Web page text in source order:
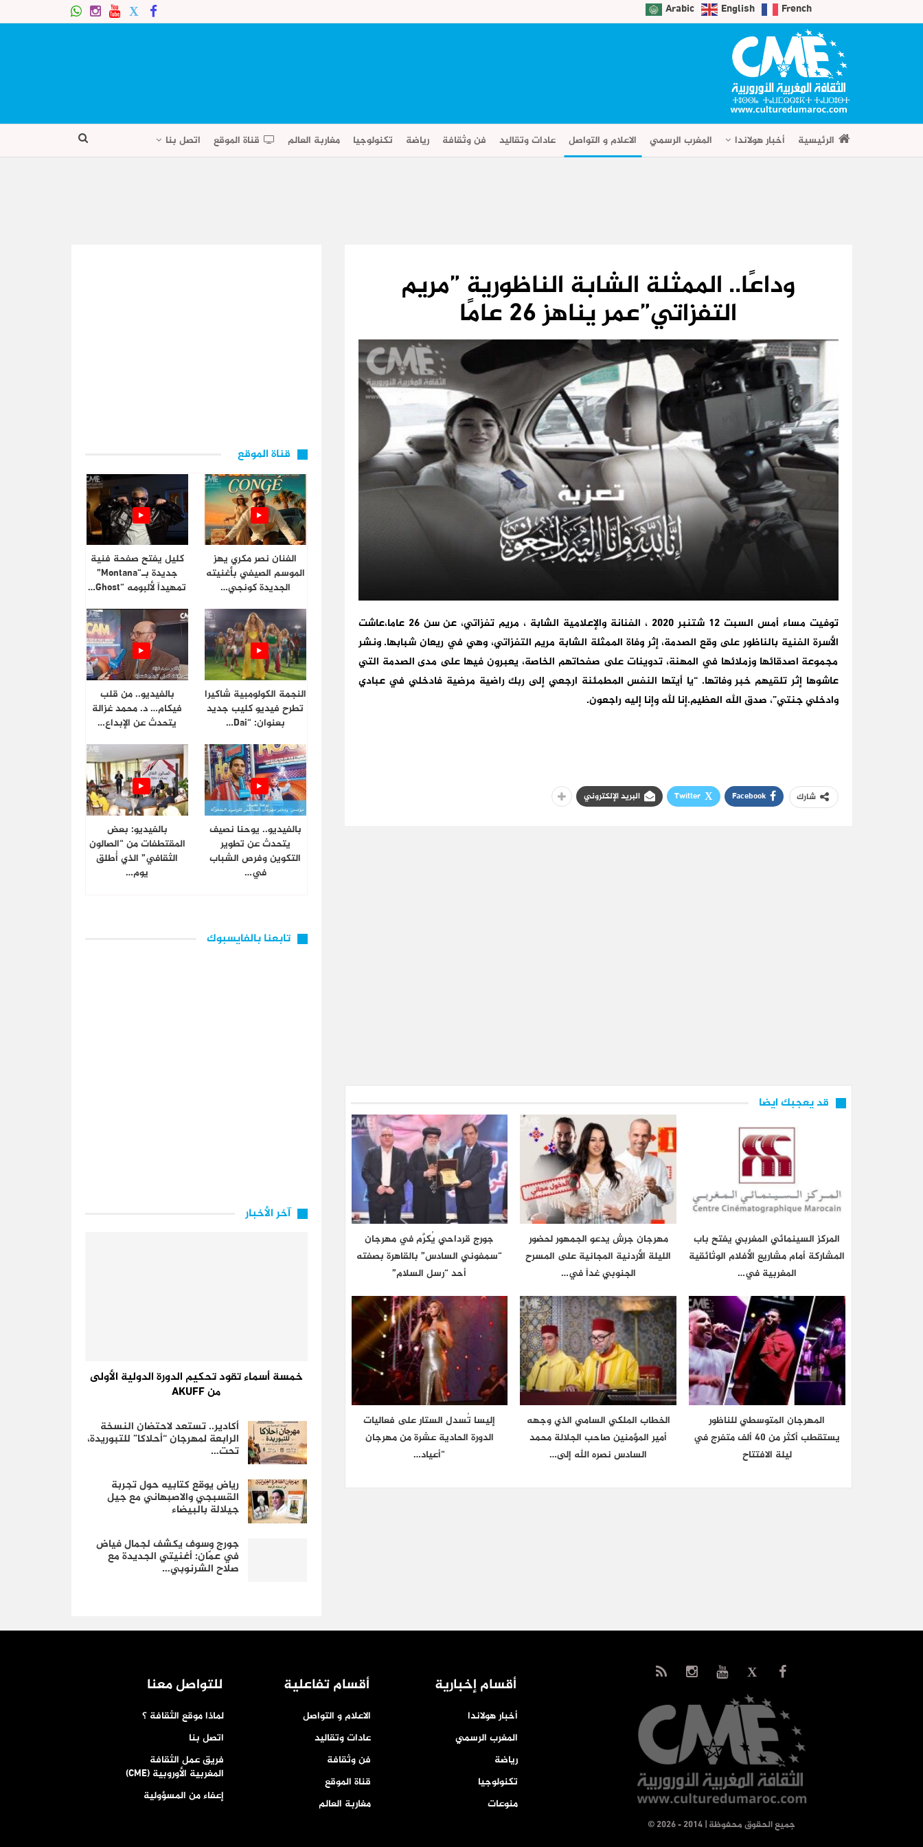
Arabic English French
الرئيسية أخبار هولاندا المغرب الرسمي الاعلام و التواصل عادات وتقاليد فن وثقافة رياضة تكنولوجيا مغاربة العالم قناة الموقع اتصل بنا
وداعًا.. الممثلة الشابة الناظورية ”مريم
التفزاتي”عمر يناهز 26 عامًا
توفيت مساء أمس السبت 12 شتنبر 2020 ، الفنانة والإعلامية الشابة ، مريم تفزاتي، عن سن 26 عاما،عاشت
الأسرة الفنية بالناظور على وقع الصدمة، إثر وفاة الممثلة الشابة مريم التفزاتي، وهي في ريعان شبابها. ونشر
مجموعة اصدقائها وزملائها في المهنة، تدوينات على صفحاتهم الخاصة، يعبرون فيها على مدى الصدمة التي
عاشوها إثر تلقيهم خبر وفاتها. “يا أيتها النفس المطمئنة ارجعي إلى ربك راضية مرضية فادخلي في عبادي
وادخلي جنتي”، صدق الله العظيم. إنا لله وإنا إليه راجعون.
شارك Facebook
Twitter البريد الإلكتروني
قد يعجبك ايضا
المركز السينمائي المغربي يفتح باب
المشاركة أمام مشاريع الأفلام الوثائقية
المغربية في…
مهرجان جرش يدعو الجمهور لحضور
الليلة الأردنية المجانية على المسرح
الجنوبي غداً في…
جورج قرداحي يُكرَّم في مهرجان
“سمفوني السادس” بالقاهرة بصفته
أحد “رسل السلام”
المهرجان المتوسطي للناظور
يستقطب أكثر من 40 ألف متفرج في
ليلة الافتتاح
الخطاب الملكي السامي الذي وجهه
أمير المؤمنين صاحب الجلالة محمد
السادس نصره الله إلى…
إليسا تُسدل الستار على فعاليات
الدورة الحادية عشرة من مهرجان
“أعياد…
قناة الموقع
الفنان نصر مكري يهز
الموسم الصيفي بأغنيته
الجديدة كونجي…
كليل يفتح صفحة فنية
جديدة بـ“Montana”
تمهيداً لألبومه “Ghost…
النجمة الكولومبية شاكيرا
تطرح فيديو كليب جديد
بعنوان: “Dai…
بالفيديو.. من قلب
فيكام… د. محمد غزالة
يتحدث عن الإبداع…
بالفيديو.. يوحنا نصيف
يتحدث عن تطوير
التكوين وفرص الشباب
في…
بالفيديو: بعض
المقتطفات من “الصالون
الثقافي” الذي أُطلق
يوم…
تابعنا بالفايسبوك
آخر الأخبار
خمسة أسماء تقود تحكيم الدورة الدولية الأولى
من AKUFF
أكادير.. تستعد لاحتضان النسخة
الرابعة لمهرجان “أحلاكا” للتبوريدة،
تحت…
رياض يوقع كتابيه حول تجربة
القسبجي والاصبهاني مع جيل
جيلالة بالبيضاء
جورج وسوف يكشف لجمال فياض
في عمّان: أغنيتي الجديدة مع
صلاح الشرنوبي…
© جميع الحقوق محفوظة | 2014 - 2026
أقسام إخبارية
أخبار هولاندا
المغرب الرسمي
رياضة
تكنولوجيا
منوعات
أقسام تفاعلية
الاعلام و التواصل
عادات وتقاليد
فن وثقافة
قناة الموقع
مغاربة العالم
للتواصل معنا
لماذا موقع الثقافة ؟
اتصل بنا
فريق عمل الثقافة
المغربية الأوروبية (CME)
إعفاء من المسؤولية